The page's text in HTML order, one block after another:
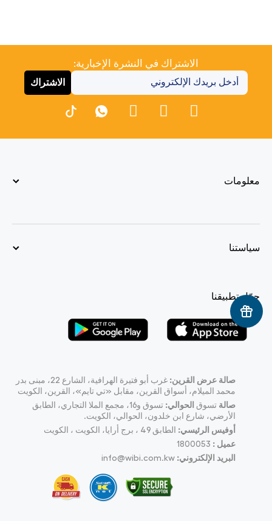
الاشتراك في النشرة الإخبارية:
الاشتراك
معلومات
سياستنا
حمّل تطبيقنا
صالة عرض القرين:
غرب أبو فتيرة الهرافية، الشارع 22، مبنى بدر
محمد الميلام، أسواق القرين، مقابل «تي تايم»، القرين، الكويت
صالة تسوق الحوالي:
تسوق و16، مجمع الملا التجاري، الطابق
الأرضي، شارع ابن خلدون، الحوالي، الكويت.
أوفيس الرئيسي: الطابق 49 ، برج أرايا، الكويت ، الكويت
عميل : 1800053
البريد الإلكتروني: info@wibi.com.kw